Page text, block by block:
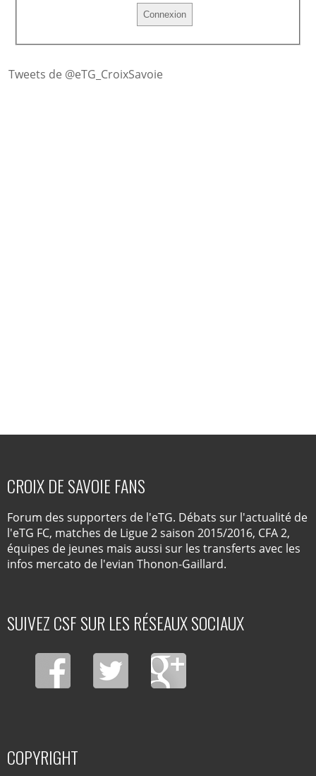
Tweets de @eTG_CroixSavoie
CROIX DE SAVOIE FANS
Forum des supporters de l'eTG. Débats sur l'actualité de
l'eTG FC, matches de Ligue 2 saison 2015/2016, CFA 2,
équipes de jeunes mais aussi sur les transferts avec les
infos mercato de l'evian Thonon-Gaillard.
SUIVEZ CSF SUR LES RÉSEAUX SOCIAUX
COPYRIGHT